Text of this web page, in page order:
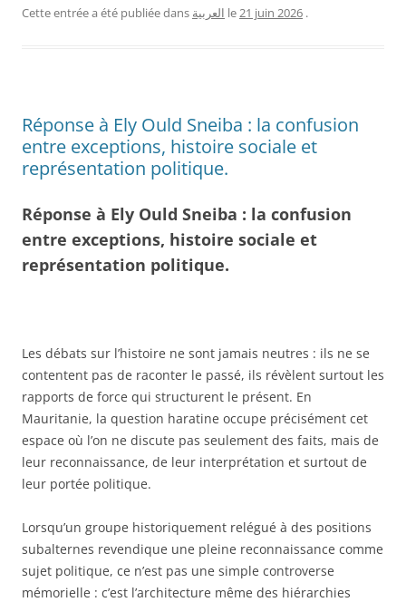
Cette entrée a été publiée dans العربية le21 juin 2026 .
Réponse à Ely Ould Sneiba : la confusion
entre exceptions, histoire sociale et
représentation politique.
Réponse à Ely Ould Sneiba : la confusion
entre exceptions, histoire sociale et
représentation politique.
Les débats sur l’histoire ne sont jamais neutres : ils ne se
contentent pas de raconter le passé, ils révèlent surtout les
rapports de force qui structurent le présent. En
Mauritanie, la question haratine occupe précisément cet
espace où l’on ne discute pas seulement des faits, mais de
leur reconnaissance, de leur interprétation et surtout de
leur portée politique.
Lorsqu’un groupe historiquement relégué à des positions
subalternes revendique une pleine reconnaissance comme
sujet politique, ce n’est pas une simple controverse
mémorielle : c’est l’architecture même des hiérarchies